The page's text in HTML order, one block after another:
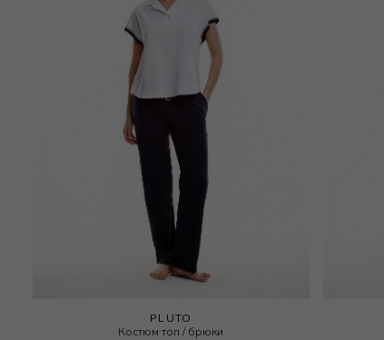
PLUTO
Костюм топ / брюки